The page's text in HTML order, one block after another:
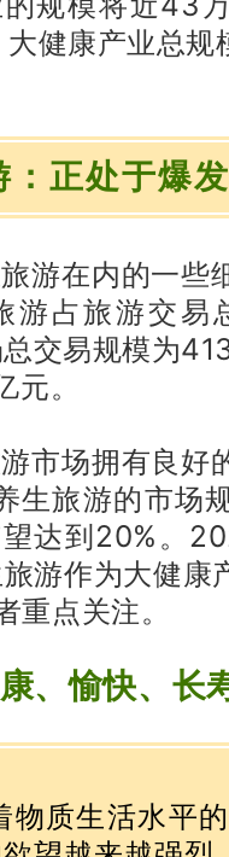
健康产业总规
：正处于爆
游在内的一些
游占旅游交易
交易规模为
。
场拥有良好
生旅游的市场
达到20%。
游作为大健康
重点关注。
、愉快、长
物质生活水平